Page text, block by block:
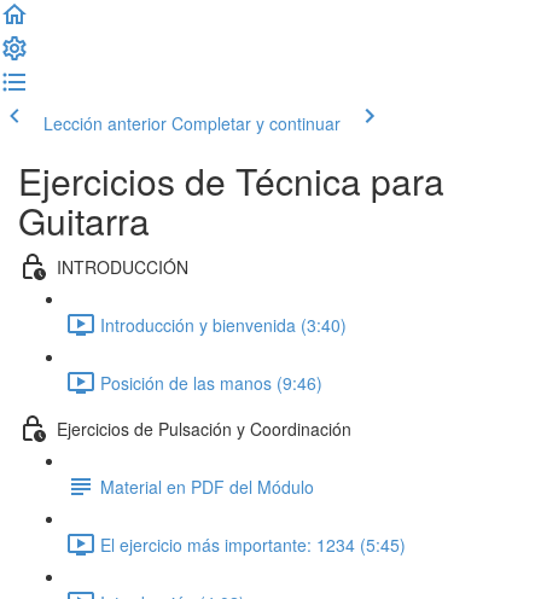
Lección anterior Completar y continuar
Ejercicios de Técnica para
Guitarra
INTRODUCCIÓN
Introducción y bienvenida (3:40)
Posición de las manos (9:46)
Ejercicios de Pulsación y Coordinación
Material en PDF del Módulo
El ejercicio más importante: 1234 (5:45)